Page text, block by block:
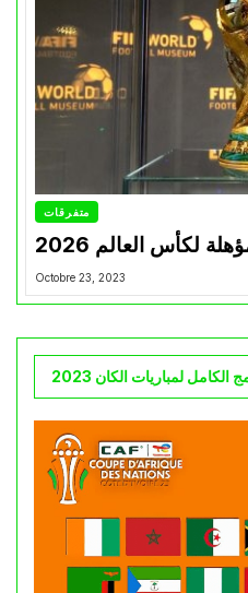
متفرقات
لكأس العالم 2026
Octobre 23, 2023
الكامل لمباريات الكان 2023